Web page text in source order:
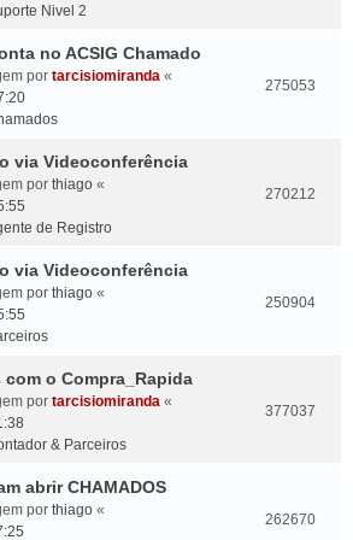
Nivel 2
no ACSIG Chamado
por tarcisiomiranda «
275053
via Videoconferência
por thiago «
de Registro
270212
via Videoconferência
por thiago «
250904
com o Compra_Rapida
por tarcisiomiranda «
& Parceiros
377037
abrir CHAMADOS
por thiago «
262670